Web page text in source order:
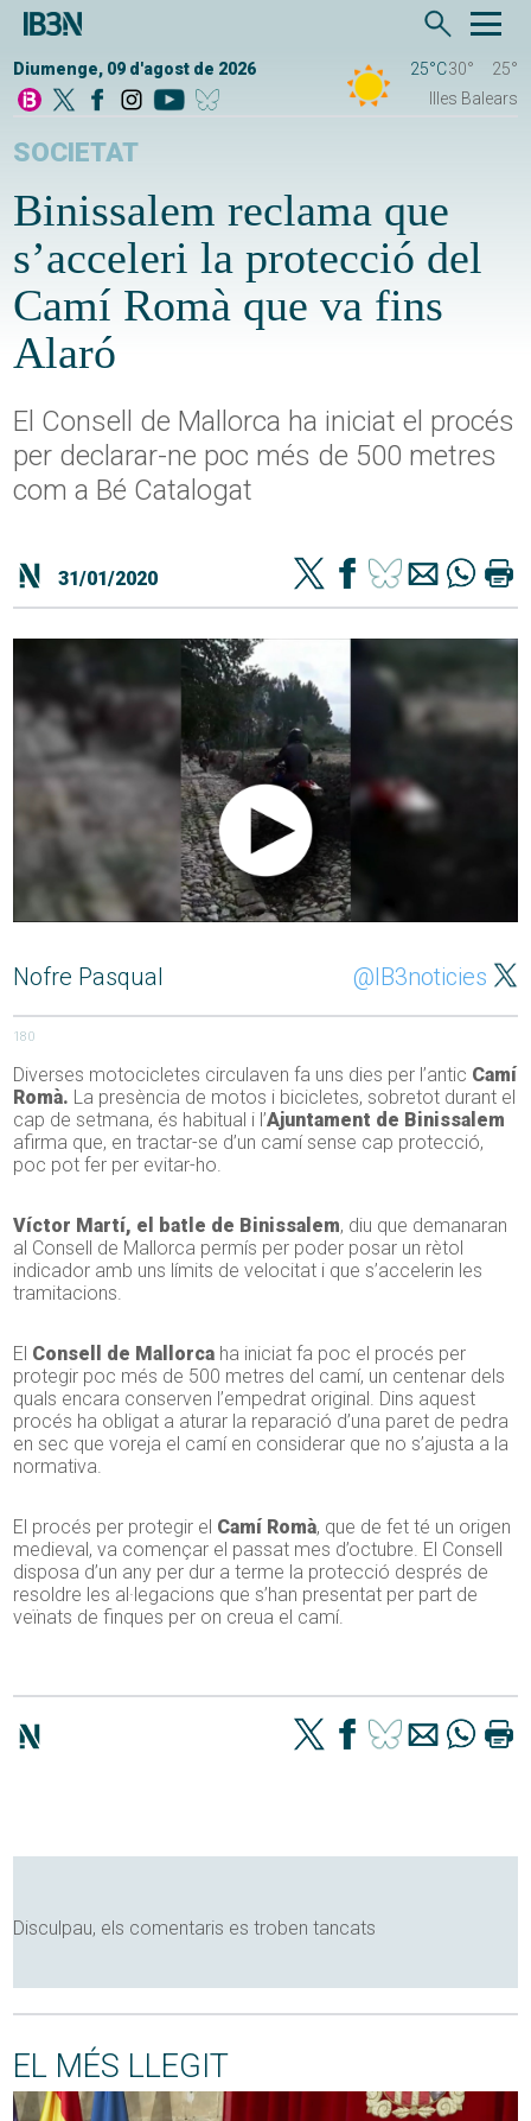
Diumenge, 09 d'agost de 2026 25°C30°
25°
Illes Balears
SOCIETAT
Binissalem reclama que
s’acceleri la protecció del
Camí Romà que va fins
Alaró
El Consell de Mallorca ha iniciat el procés
per declarar-ne poc més de 500 metres
com a Bé Catalogat
31/01/2020
Nofre Pasqual @IB3noticies
180
Diverses motocicletes circulaven fa uns dies per l’antic Camí
Romà. La presència de motos i bicicletes, sobretot durant el
cap de setmana, és habitual i l’Ajuntament de Binissalem
afirma que, en tractar-se d’un camí sense cap protecció,
poc pot fer per evitar-ho.
Víctor Martí, el batle de Binissalem, diu que demanaran
al Consell de Mallorca permís per poder posar un rètol
indicador amb uns límits de velocitat i que s’accelerin les
tramitacions.
El Consell de Mallorca ha iniciat fa poc el procés per
protegir poc més de 500 metres del camí, un centenar dels
quals encara conserven l’empedrat original. Dins aquest
procés ha obligat a aturar la reparació d’una paret de pedra
en sec que voreja el camí en considerar que no s’ajusta a la
normativa.
El procés per protegir el Camí Romà, que de fet té un origen
medieval, va començar el passat mes d’octubre. El Consell
disposa d’un any per dur a terme la protecció després de
resoldre les al·legacions que s’han presentat per part de
veïnats de finques per on creua el camí.
Disculpau, els comentaris es troben tancats
EL MÉS LLEGIT